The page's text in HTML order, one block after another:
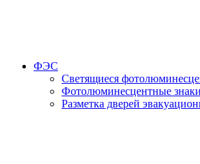
ФЭС
Светящиеся
Фотолюминесцентные
Разметка дверей